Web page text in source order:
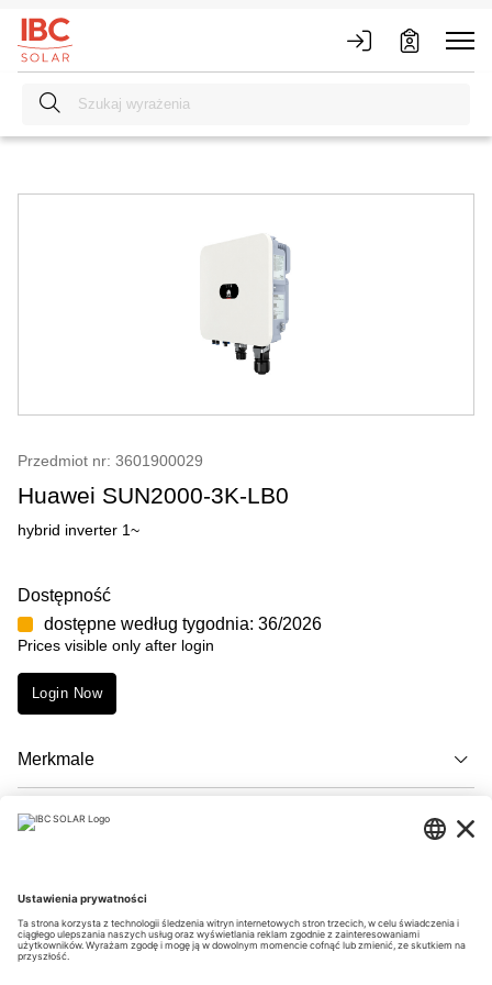
Przedmiot nr: 3601900029
Huawei SUN2000-3K-LB0
hybrid inverter 1~
Dostępność
dostępne według tygodnia: 36/2026
Prices visible only after login
Login Now
Merkmale
Opis
Downloads